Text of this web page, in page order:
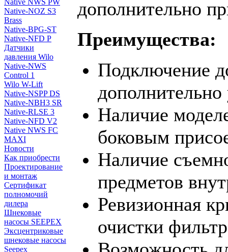
Native NWS PW
Native-NOZ S3
Brass
Native-BPG-ST
Native-NFD P
Датчики
давления Wilo
Native-NWS
Control 1
Wilo W-Lift
Native-NSPP DS
Native-NBH3 SR
Native-RLSE 3
Native-NFD V2
Native NWS FC
MAXI
Новости
Как приобрести
Проектирование
и монтаж
Сертификат
полномочий
дилера
Шнековые
насосы SEEPEX
Эксцентриковые
шнековые насосы
Seepex
дополнительно
Преимущества:
Подключение
дополнительно
Наличие
боковым
Наличие
предметов
Ревизионная
очистки